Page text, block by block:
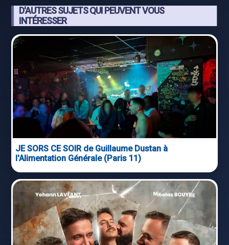
D'AUTRES SUJETS QUI PEUVENT VOUS
INTÉRESSER
JE SORS CE SOIR de Guillaume Dustan à
l'Alimentation Générale (Paris 11)